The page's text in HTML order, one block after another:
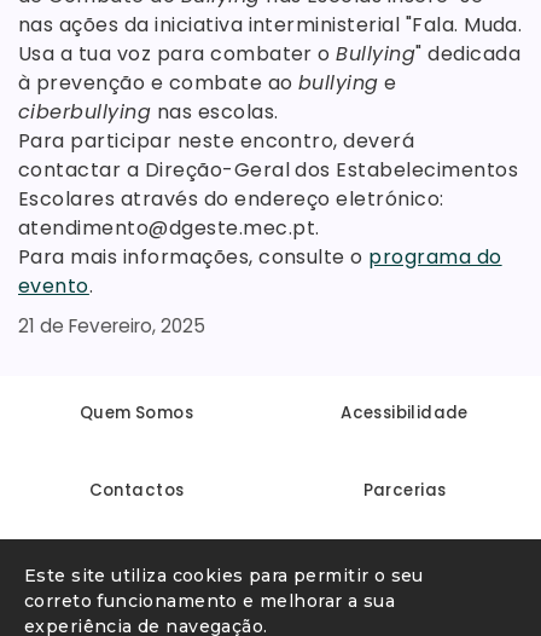
Este site utiliza cookies para permitir o seu
correto funcionamento e melhorar a sua
experiência de navegação.
nas ações da iniciativa interministerial "Fala. Muda.
Usa a tua voz para combater oBullying" dedicada
à prevenção e combate ao bullying e
ciberbullying nas escolas.
Para participar neste encontro, deverá
contactar a Direção-Geral dos Estabelecimentos
Escolares através do endereço eletrónico:
atendimento@dgeste.mec.pt.
Para mais informações, consulte o programa do
evento.
21 de Fevereiro, 2025
Quem Somos Acessibilidade
Contactos Parcerias
Linha Internet Segura Denunciar conteúdo ilegal